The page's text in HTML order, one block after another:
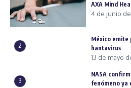
AXA Mind
4 de junio
2
México
hantavirus
13 de mayo
3
NASA
fenómeno ya